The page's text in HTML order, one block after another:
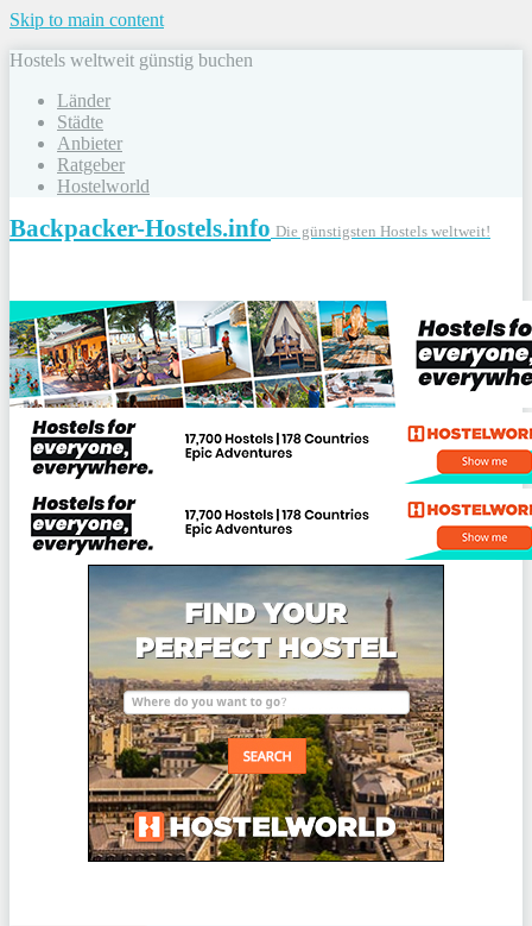
Skip to main content
Hostels weltweit günstig buchen
Länder
Städte
Anbieter
Ratgeber
Hostelworld
Backpacker-Hostels.info Die günstigsten Hostels weltweit!